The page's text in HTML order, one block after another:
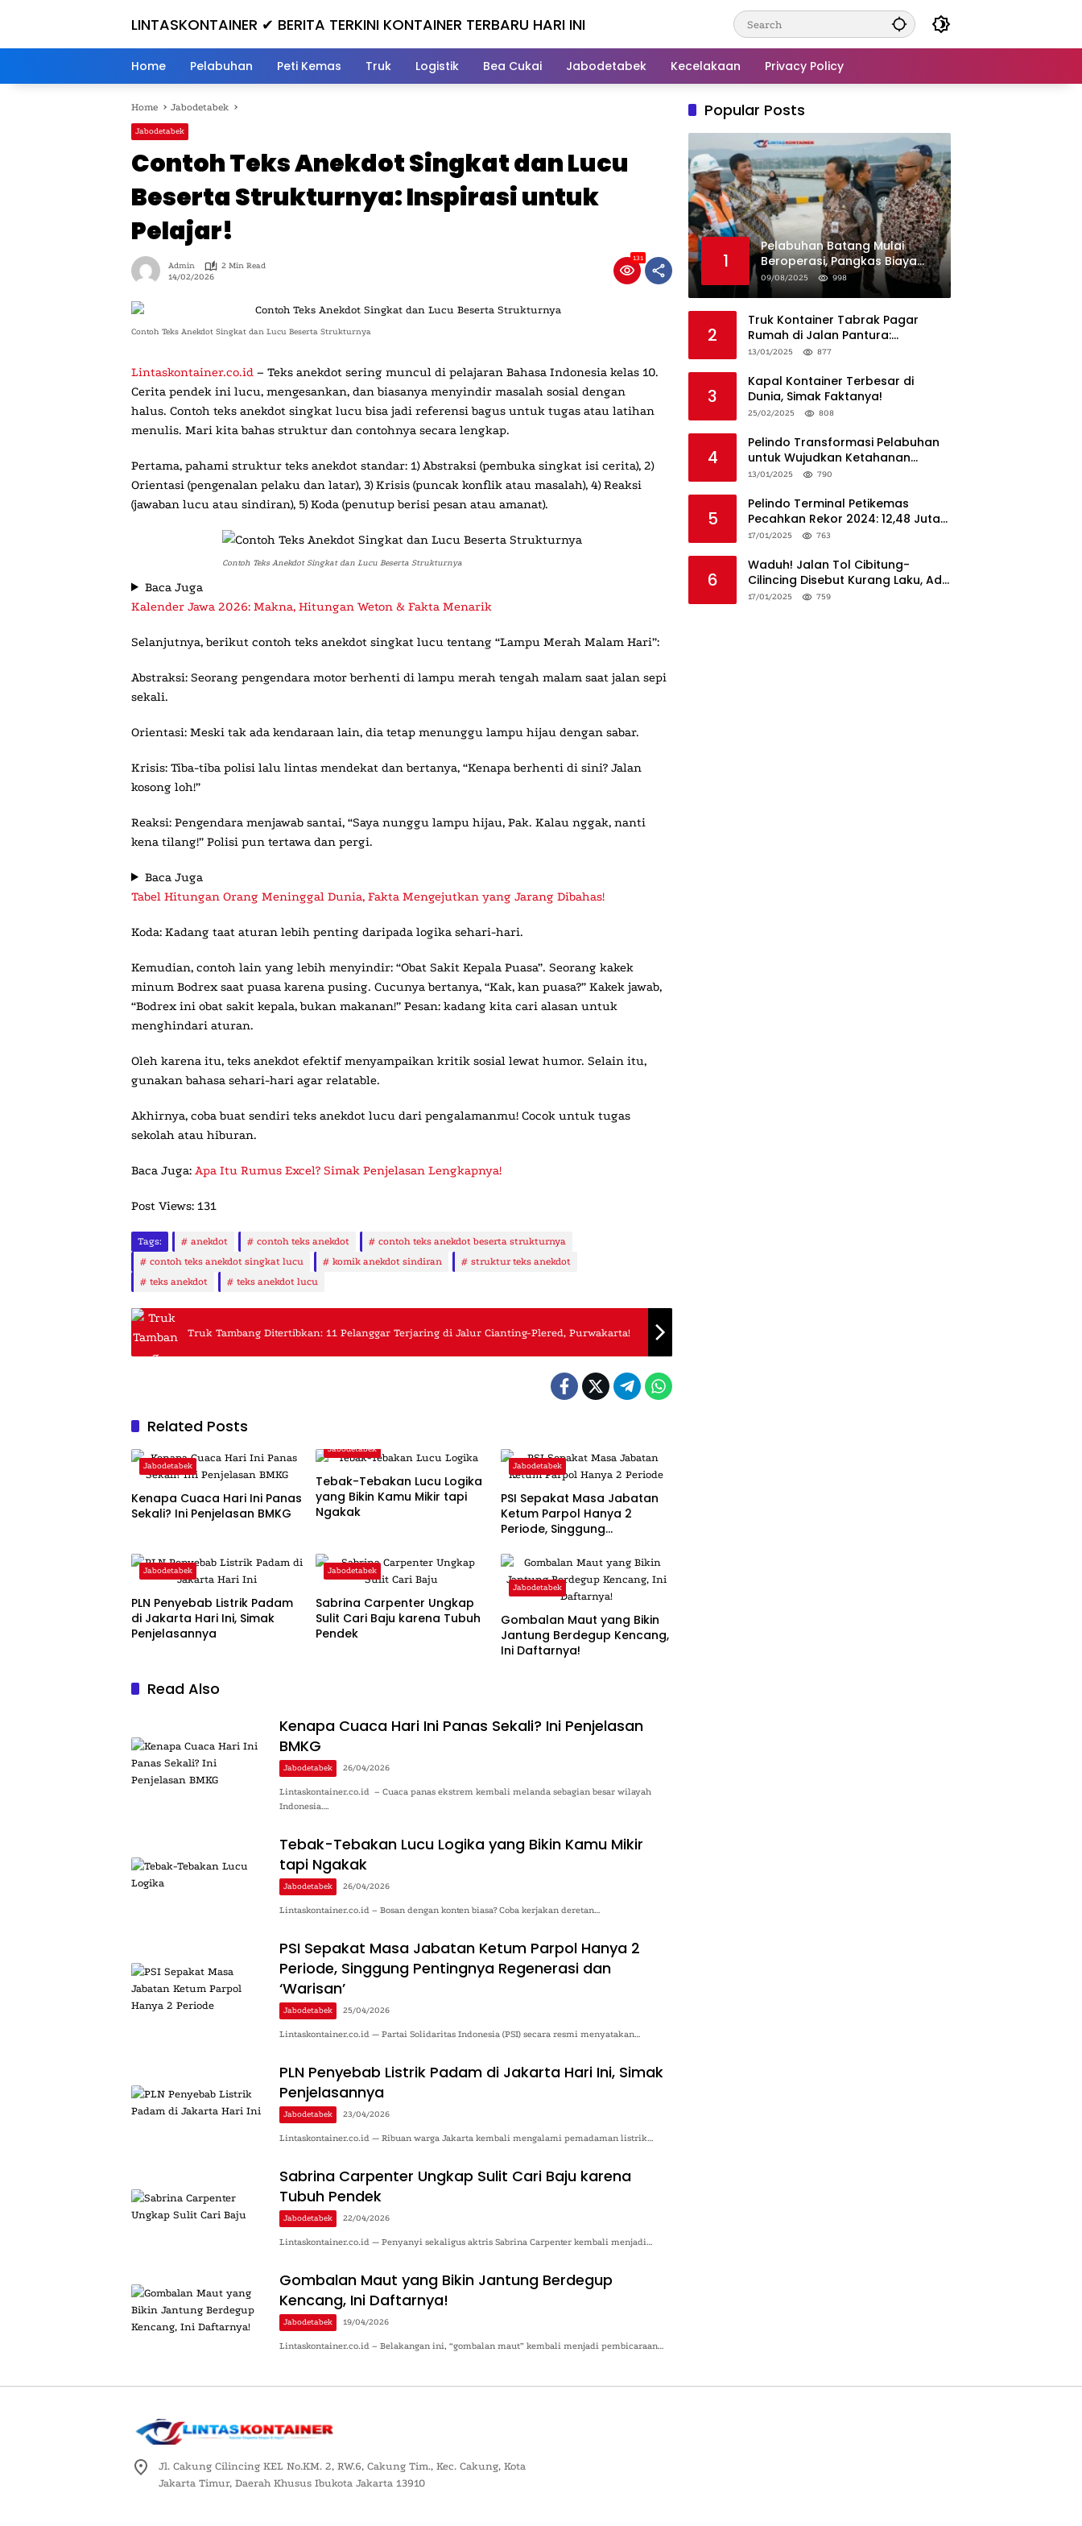
LINTASKONTAINER ✔ BERITA TERKINI KONTAINER TERBARU HARI INI
Home Pelabuhan Peti Kemas Truk Logistik Bea Cukai Jabodetabek Kecelakaan Privacy Policy
Home Jabodetabek
Jabodetabek
Contoh Teks Anekdot Singkat dan Lucu
Beserta Strukturnya: Inspirasi untuk
Pelajar!
Admin
2 Min Read
14/02/2026
131
Contoh Teks Anekdot Singkat dan Lucu Beserta Strukturnya
Lintaskontainer.co.id – Teks anekdot sering muncul di pelajaran Bahasa Indonesia kelas 10.
Cerita pendek ini lucu, mengesankan, dan biasanya menyindir masalah sosial dengan
halus. Contoh teks anekdot singkat lucubisa jadi referensi bagus untuk tugas atau latihan
menulis. Mari kita bahas struktur dan contohnya secara lengkap.
Pertama, pahami struktur teks anekdot standar: 1)Abstraksi (pembuka singkat isi cerita), 2)
Orientasi (pengenalan pelaku dan latar), 3)Krisis (puncak konflik atau masalah), 4)Reaksi
(jawaban lucu atau sindiran), 5)Koda (penutup berisi pesan atau amanat).
Contoh Teks Anekdot Singkat dan Lucu Beserta Strukturnya
Baca Juga
Kalender Jawa 2026: Makna, Hitungan Weton & Fakta Menarik
Selanjutnya, berikut contoh teks anekdot singkat lucu tentang “Lampu Merah Malam Hari”:
Abstraksi: Seorang pengendara motor berhenti di lampu merah tengah malam saat jalan sepi
sekali.
Orientasi: Meski tak ada kendaraan lain, dia tetap menunggu lampu hijau dengan sabar.
Krisis: Tiba-tiba polisi lalu lintas mendekat dan bertanya, “Kenapa berhenti di sini? Jalan
kosong loh!”
Reaksi: Pengendara menjawab santai, “Saya nunggu lampu hijau, Pak. Kalau nggak, nanti
kena tilang!” Polisi pun tertawa dan pergi.
Baca Juga
Tabel Hitungan Orang Meninggal Dunia, Fakta Mengejutkan yang Jarang Dibahas!
Koda: Kadang taat aturan lebih penting daripada logika sehari-hari.
Kemudian, contoh lain yang lebih menyindir: “Obat Sakit Kepala Puasa”. Seorang kakek
minum Bodrex saat puasa karena pusing. Cucunya bertanya, “Kak, kan puasa?” Kakek jawab,
“Bodrex ini obat sakit kepala, bukan makanan!” Pesan: kadang kita cari alasan untuk
menghindari aturan.
Oleh karena itu, teks anekdot efektif menyampaikan kritik sosial lewat humor. Selain itu,
gunakan bahasa sehari-hari agar relatable.
Akhirnya, coba buat sendiri teks anekdot lucu dari pengalamanmu! Cocok untuk tugas
sekolah atau hiburan.
Baca Juga: Apa Itu Rumus Excel? Simak Penjelasan Lengkapnya!
Post Views: 131
Tags: anekdot contoh teks anekdot
contoh teks anekdot beserta strukturnya
contoh teks anekdot singkat lucu
komik anekdot sindiran
struktur teks anekdot
teks anekdot
teks anekdot lucu
Truk Tambang Ditertibkan: 11 Pelanggar Terjaring di Jalur Cianting-Plered, Purwakarta!
Related Posts
Jabodetabek
Kenapa Cuaca Hari Ini Panas
Sekali? Ini Penjelasan BMKG
Jabodetabek
Tebak-Tebakan Lucu Logika
yang Bikin Kamu Mikir tapi
Ngakak
Jabodetabek
PSI Sepakat Masa Jabatan
Ketum Parpol Hanya 2
Periode, Singgung
‘Warisan’
Jabodetabek
PLN Penyebab Listrik Padam
di Jakarta Hari Ini, Simak
Penjelasannya
Jabodetabek
Sabrina Carpenter Ungkap
Sulit Cari Baju karena Tubuh
Pendek
Jabodetabek
Gombalan Maut yang Bikin
Jantung Berdegup Kencang,
Ini Daftarnya!
Read Also
Kenapa Cuaca Hari Ini Panas Sekali? Ini Penjelasan
BMKG
Jabodetabek 26/04/2026
Lintaskontainer.co.id – Cuaca panas ekstrem kembali melanda sebagian besar wilayah
Indonesia….
Tebak-Tebakan Lucu Logika yang Bikin Kamu Mikir
tapi Ngakak
Jabodetabek 26/04/2026
Lintaskontainer.co.id – Bosan dengan konten biasa? Coba kerjakan deretan…
PSI Sepakat Masa Jabatan Ketum Parpol Hanya 2
Periode, Singgung Pentingnya Regenerasi dan
‘Warisan’
Jabodetabek 25/04/2026
Lintaskontainer.co.id — Partai Solidaritas Indonesia (PSI) secara resmi menyatakan…
PLN Penyebab Listrik Padam di Jakarta Hari Ini, Simak
Penjelasannya
Jabodetabek 23/04/2026
Lintaskontainer.co.id — Ribuan warga Jakarta kembali mengalami pemadaman listrik…
Sabrina Carpenter Ungkap Sulit Cari Baju karena
Tubuh Pendek
Jabodetabek 22/04/2026
Lintaskontainer.co.id — Penyanyi sekaligus aktris Sabrina Carpenter kembali menjadi…
Gombalan Maut yang Bikin Jantung Berdegup
Kencang, Ini Daftarnya!
Jabodetabek 19/04/2026
Lintaskontainer.co.id – Belakangan ini, “gombalan maut” kembali menjadi pembicaraan…
Popular Posts
1
Pelabuhan Batang Mulai
Beroperasi, Pangkas Biaya
Logistik Industri!
09/08/2025 998
2
Truk Kontainer Tabrak Pagar
Rumah di Jalan Pantura:
Kronologi dan Langkah
13/01/2025 877
3
Kapal Kontainer Terbesar di
Dunia, Simak Faktanya!
25/02/2025 808
4
Pelindo Transformasi Pelabuhan
untuk Wujudkan Ketahanan
Logistik dan Daya Saing Global
13/01/2025 790
5
Pelindo Terminal Petikemas
Pecahkan Rekor 2024: 12,48 Juta
TEUs, Bukti Keunggulan Logistik
17/01/2025 763
6
Waduh! Jalan Tol Cibitung-
Cilincing Disebut Kurang Laku, Ada
Apa?
17/01/2025 759
Jl. Cakung Cilincing KEL No.KM. 2, RW.6, Cakung Tim., Kec. Cakung, Kota
Jakarta Timur, Daerah Khusus Ibukota Jakarta 13910